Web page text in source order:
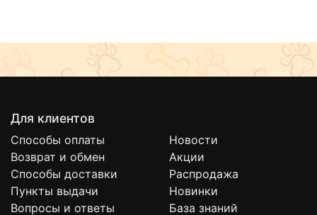
Для клиентов
Способы оплаты
Возврат и обмен
Способы доставки
Пункты выдачи
Вопросы и ответы
Новости
Акции
Распродажа
Новинки
База знаний